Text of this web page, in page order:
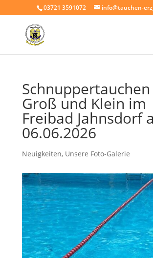
03721 3591072 info@tauchen-
Groß und Klein im
Freibad Jahnsdorf
06.06.2026
Neuigkeiten, Unsere Foto-Galerie